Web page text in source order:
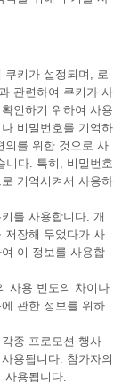
쿠키가 설정되며, 로
관련하여 쿠키가 사
인하기 위하여 사용
비밀번호를 기억하
의를 위한 것으로 사
니다. 특히, 비밀번호
기억시켜서 사용하
를 사용합니다. 개
저장해 두었다가 사
이 정보를 사용합
사용 빈도의 차이나
관한 정보를 위하
종 프로모션 행사
용됩니다. 참가자의
사용됩니다.